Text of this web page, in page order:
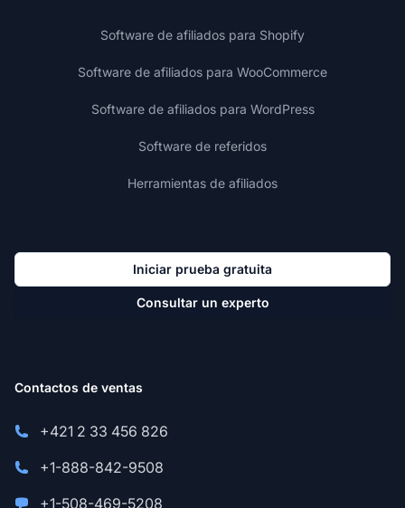
Software de afiliados para Shopify
Software de afiliados para WooCommerce
Software de afiliados para WordPress
Software de referidos
Herramientas de afiliados
Iniciar prueba gratuita
Consultar un experto
Contactos de ventas
+421 2 33 456 826
+1-888-842-9508
+1-508-469-5208